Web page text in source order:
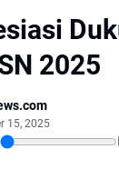
2025
15, 2025